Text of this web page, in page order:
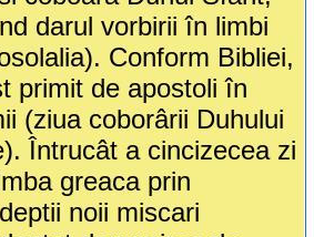
darul vorbirii în limbi
Conform Bibliei,
primit de apostoli în
(ziua coborârii Duhului
Întrucât a cincizecea zi
greaca prin
noii miscari